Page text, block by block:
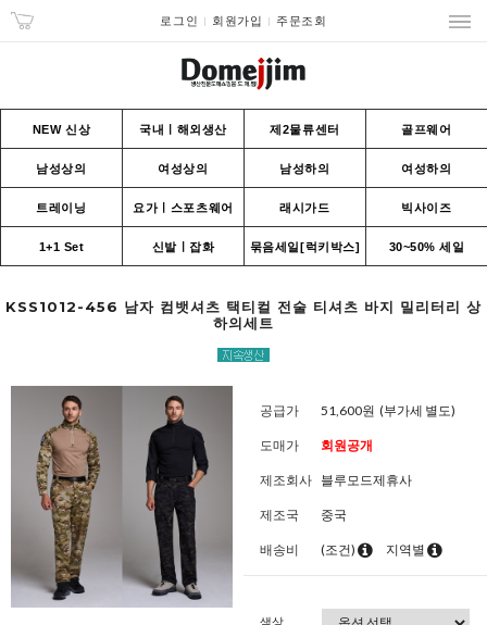
로그인 회원가입 주문조회
NEW 신상 국내ㅣ해외생산 제2물류센터 골프웨어
남성상의 여성상의 남성하의 여성하의
트레이닝 요가ㅣ스포츠웨어 래시가드 빅사이즈
1+1 Set 신발ㅣ잡화 묶음세일[럭키박스] 30~50% 세일
KSS1012-456 남자 컴뱃셔츠 택티컬 전술 티셔츠 바지 밀리터리 상
하의세트
공급가 51,600원 (부가세 별도)
도매가 회원공개
제조회사 블루모드제휴사
제조국 중국
배송비 (조건) 지역별
색상